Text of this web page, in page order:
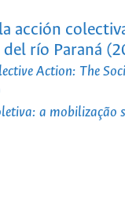
acción
río Paraná
Action: The
a